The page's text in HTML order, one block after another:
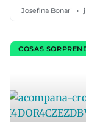
Josefina Bonari
COSAS